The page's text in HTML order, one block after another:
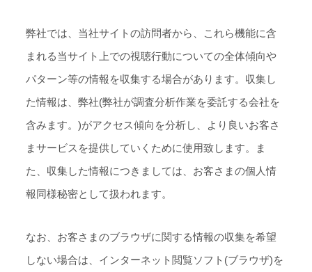
弊社では、当社サイトの訪問者から、これら機能に含
まれる当サイト上での視聴行動についての全体傾向や
パターン等の情報を収集する場合があります。収集し
た情報は、弊社(弊社が調査分析作業を委託する会社を
含みます。)がアクセス傾向を分析し、より良いお客さ
まサービスを提供していくために使用致します。ま
た、収集した情報につきましては、お客さまの個人情
報同様秘密として扱われます。
なお、お客さまのブラウザに関する情報の収集を希望
しない場合は、インターネット閲覧ソフト(ブラウザ)を